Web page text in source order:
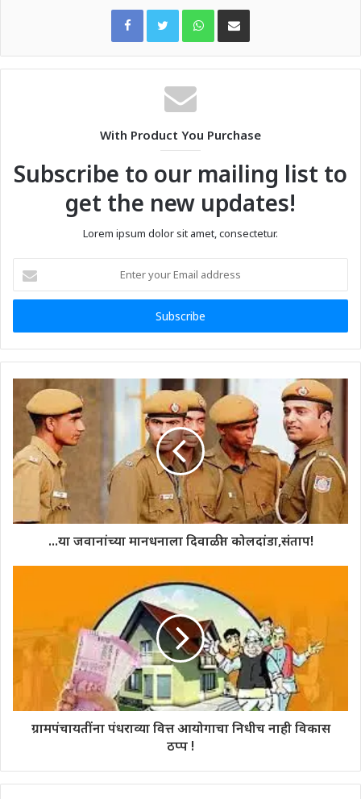
WhatsAppShare via Email
With Product You Purchase
Subscribe to our mailing list to
get the new updates!
Lorem ipsum dolor sit amet, consectetur.
your
Email
...या जवानांच्या मानधनाला दिवाळीत कोलदांडा,संताप!
ग्रामपंचायतींना पंधराव्या वित्त आयोगाचा निधीच नाही विकास
ठप्प !